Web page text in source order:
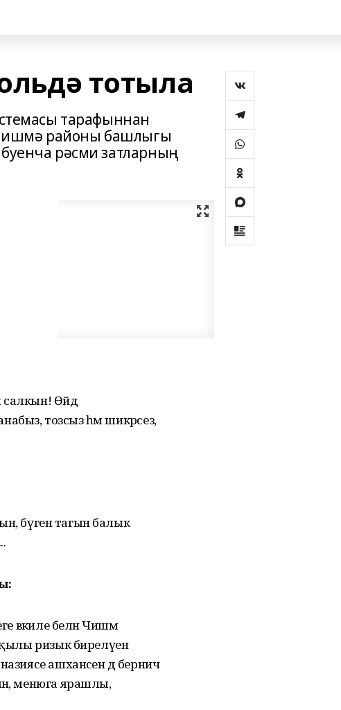
тотыла
тарафыннан
районы башлыгы
рәсми затларның
салкын! Өйдә
тозсыз һәм шикәрсез,
бүген тагын балык
вәкиле белән Чишмә
җылы ризык бирелүен
ашханәсен дә берничә
менюга ярашлы,